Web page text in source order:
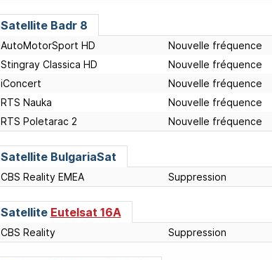
Satellite Badr 8
AutoMotorSport HD Nouvelle fréquence
Stingray Classica HD
Nouvelle fréquence
iConcert
Nouvelle fréquence
RTS Nauka
Nouvelle fréquence
RTS Poletarac 2
Nouvelle fréquence
Satellite BulgariaSat
CBS Reality EMEA Suppression
Satellite Eutelsat 16A
CBS Reality Suppression